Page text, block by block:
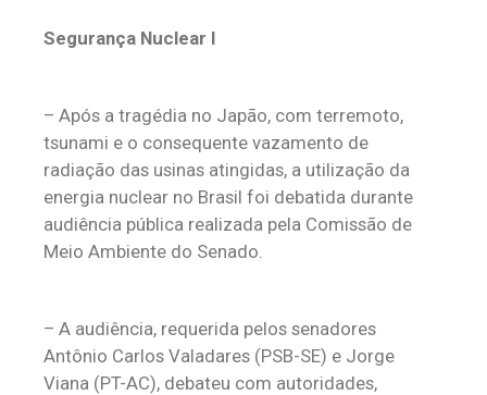
Segurança Nuclear I
– Após a tragédia no Japão, com terremoto,
tsunami e o consequente vazamento de
radiação das usinas atingidas, a utilização da
energia nuclear no Brasil foi debatida durante
audiência pública realizada pela Comissão de
Meio Ambiente do Senado.
– A audiência, requerida pelos senadores
Antônio Carlos Valadares (PSB-SE) e Jorge
Viana (PT-AC), debateu com autoridades,